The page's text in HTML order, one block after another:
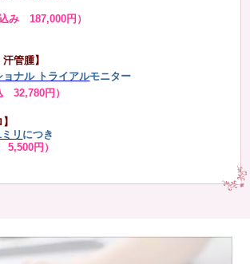
み 187,000円）
管腫】
ョナル トライアルモニター
32,780円）
リ につき
円）